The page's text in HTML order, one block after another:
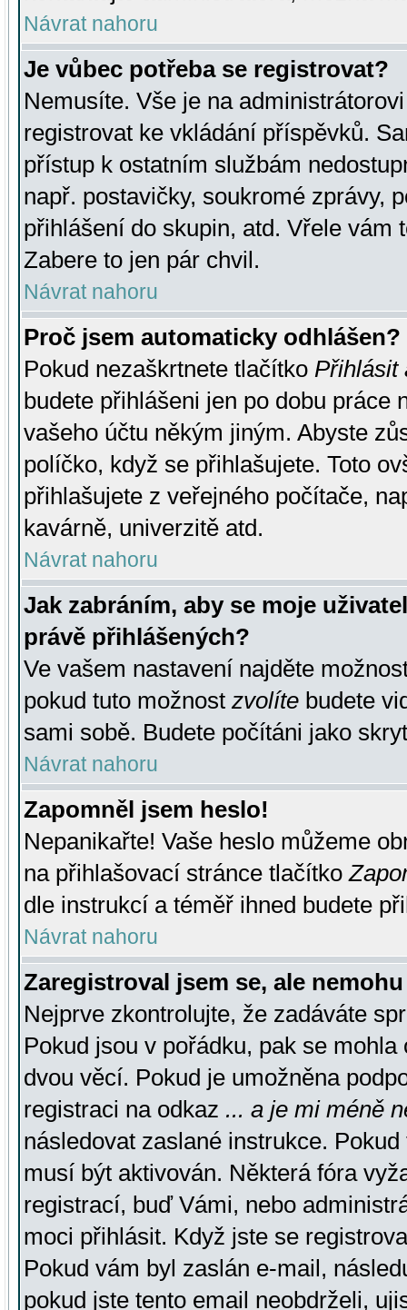
Návrat nahoru
Je vůbec potřeba se registrovat?
Nemusíte. Vše je na
registrovat ke vkládání příspěvků.
přístup k ostatním službám
např. postavičky, soukromé zprávy,
přihlášení do skupin, atd. Vřele vám
Zabere to jen pár chvil.
Návrat nahoru
Proč jsem automaticky odhlášen?
Pokud nezaškrtnete tlačítko Přihlásit
budete přihlášeni jen po dobu práce
vašeho účtu někým jiným. Abyste
políčko, když se přihlašujete. Toto
přihlašujete z veřejného počítače,
kavárně, univerzitě atd.
Návrat nahoru
Jak zabráním, aby se moje
právě přihlášených?
Ve vašem nastavení najděte
pokud tuto možnost zvolíte budete
sami sobě. Budete počítáni jako
Návrat nahoru
Zapomněl jsem heslo!
Nepanikařte! Vaše heslo můžeme
na přihlašovací stránce tlačítko
dle instrukcí a téměř ihned budete
Návrat nahoru
Zaregistroval jsem se, ale
Nejprve zkontrolujte, že zadáváte
Pokud jsou v pořádku, pak se
dvou věcí. Pokud je umožněna
registraci na odkaz ... a je mi méně
následovat zaslané instrukce.
musí být aktivován. Některá fóra
registrací, buď Vámi, nebo
moci přihlásit. Když jste se
Pokud vám byl zaslán e-mail,
pokud jste tento email neobdrželi,